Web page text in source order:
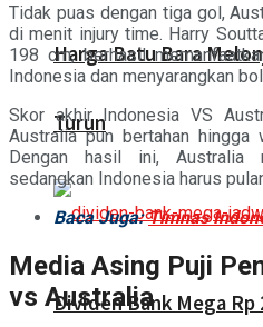
Harga Batu Bara
Turun
Dividen Bank Mega Rp
Tidak puas dengan tiga gol,
di menit injury time. Harry
198 cm, berhasil
Indonesia dan menyarangkan
Skor akhir Indonesia VS
Australia pun bertahan hingga
Dengan hasil ini, Australia
sedangkan Indonesia harus
Baca Juga:Timnas
Media Asing Puji
vs Australia